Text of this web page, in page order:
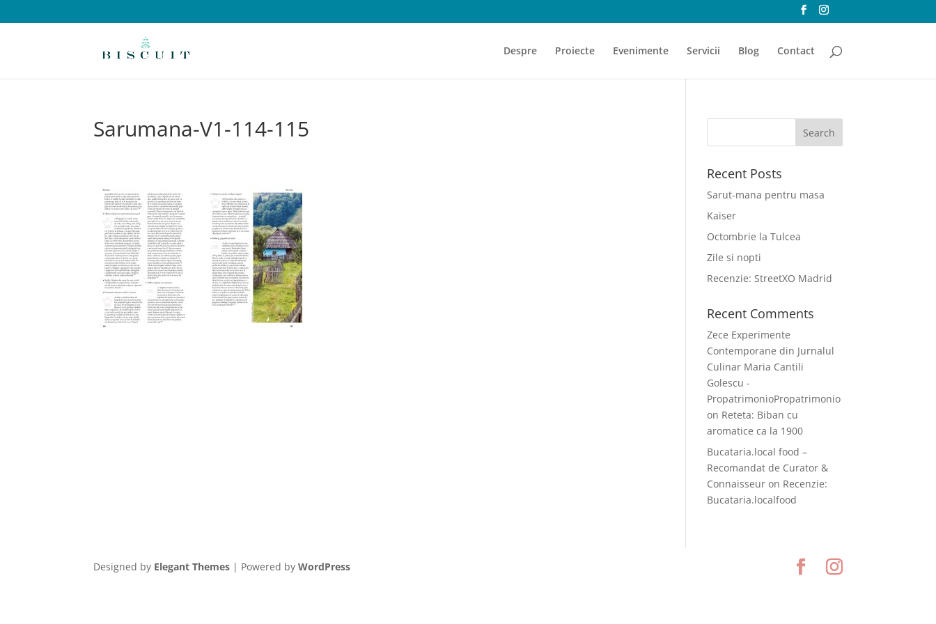
Despre Proiecte Evenimente Servicii Blog Contact
Sarumana-V1-114-115
Recent Posts
Sarut-mana pentru masa
Kaiser
Octombrie la Tulcea
Zile si nopti
Recenzie: StreetXO Madrid
Recent Comments
Zece Experimente
Contemporane din Jurnalul
Culinar Maria Cantili
Golescu -
PropatrimonioPropatrimonio
on Reteta: Biban cu
aromatice ca la 1900
Bucataria.local food –
Recomandat de Curator &
Connaisseur on Recenzie:
Bucataria.localfood
Designed by Elegant Themes | Powered byWordPress